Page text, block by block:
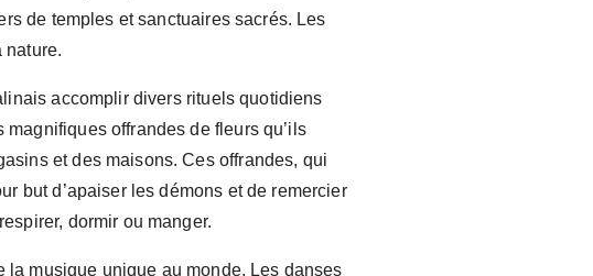
de temples et sanctuaires sacrés. Les
nature.
accomplir divers rituels quotidiens
offrandes de fleurs qu’ils
et des maisons. Ces offrandes, qui
but d’apaiser les démons et de remercier
dormir ou manger.
la musique unique au monde. Les danses